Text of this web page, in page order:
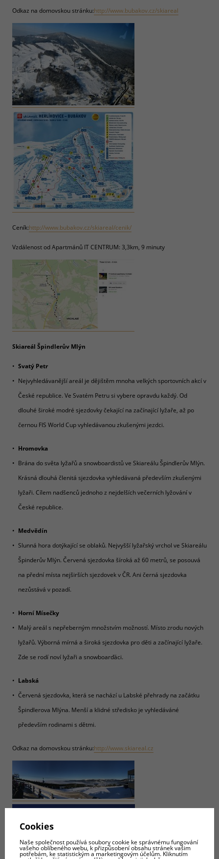
Odkaz na domovskou stránku:http://www.bubakov.cz/skiareal
Ceník:http://www.bubakov.cz/skiareal/cenik/
Vzdálenost od Apartmánů IT CENTRUM: 3,3km, 9 minuty
Skiareál Špindlerův Mlýn
Svatý Petr
Nejvyhledávanější areál je dějištěm mnoha velkých sportovních akcí v
České republice. Ve Svatém Petru si vybere opravdu každý. Od
dlouhé široké modré sjezdovky čekající na začínající lyžaře, až po
černou FIS World Cup vyhledávanou zkušenými jezdci.
Hromovka
Brána do světa lyžařů a snowboardistů ve Skiareálu Špindlerův Mlýn.
Krásná dlouhá členitá sjezdovka vyhledávaná především zkušenými
lyžaři. Cílem nadšenců jednoho z nejdelších večerních lyžování v
České republice.
Medvědín
Slunná hora dotýkající se oblaků. Nejvyšší lyžařský vrchol ve Skiareálu
Špinderův Mlýn. Červená sjezdovka šíroká až 60 metrů, se posouvá
na přední místa nejširších sjezdovek v ČR. Ani černá sjezdovka
nezůstává v pozadí.
Horní Mísečky
Malý areál s nepřeberným množstvím možností. Místo zrodu nových
lyžařů. Výborná mírná a široká sjezdovka pro děti a začínající lyžaře.
Zde se rodí noví lyžaři a snowboarďáci.
Labská
Červená sjezdovka, která se nachází u Labské přehrady na začátku
Špindlerova Mlýna. Menší a klidné středisko je vyhledáváné
především rodinami s dětmi.
Odkaz na domovskou stránku:http://www.skiareal.cz